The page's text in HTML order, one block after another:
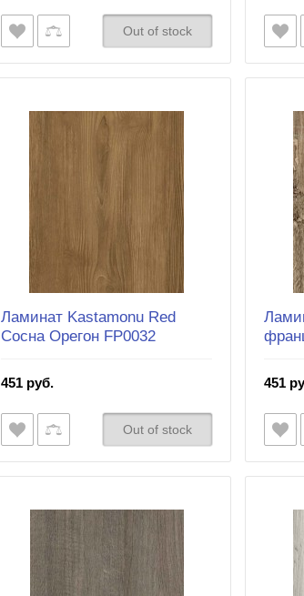
Out of stock
Ламинат Kastamonu Red
Сосна Орегон FP0032
451 руб.
Out of stock
451